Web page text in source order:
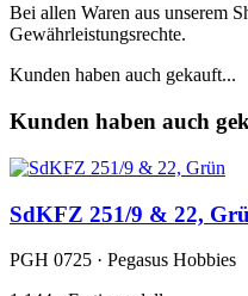
Bei allen Waren aus unserem
Gewährleistungsrechte.
Kunden haben auch gekauft...
Kunden haben auch
SdKFZ 251/9 & 22,
PGH 0725 · Pegasus Hobbies